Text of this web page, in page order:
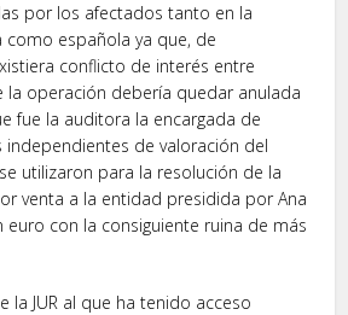
por los afectados tanto en la
como española ya que, de
conflicto de interés entre
la operación debería quedar anulada
fue la auditora la encargada de
independientes de valoración del
utilizaron para la resolución de la
venta a la entidad presidida por Ana
euro con la consiguiente ruina de más
la JUR al que ha tenido acceso